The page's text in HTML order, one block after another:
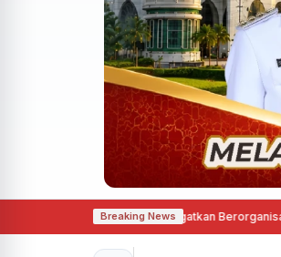
Breaking News
Haedar Nashir Ingatkan Berorganisasi Untuk